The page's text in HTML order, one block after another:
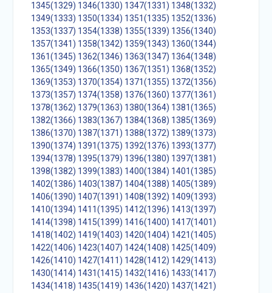
1345(1329) 1346(1330) 1347(1331) 1348(1332)
1349(1333) 1350(1334) 1351(1335) 1352(1336)
1353(1337) 1354(1338) 1355(1339) 1356(1340)
1357(1341) 1358(1342) 1359(1343) 1360(1344)
1361(1345) 1362(1346) 1363(1347) 1364(1348)
1365(1349) 1366(1350) 1367(1351) 1368(1352)
1369(1353) 1370(1354) 1371(1355) 1372(1356)
1373(1357) 1374(1358) 1376(1360) 1377(1361)
1378(1362) 1379(1363) 1380(1364) 1381(1365)
1382(1366) 1383(1367) 1384(1368) 1385(1369)
1386(1370) 1387(1371) 1388(1372) 1389(1373)
1390(1374) 1391(1375) 1392(1376) 1393(1377)
1394(1378) 1395(1379) 1396(1380) 1397(1381)
1398(1382) 1399(1383) 1400(1384) 1401(1385)
1402(1386) 1403(1387) 1404(1388) 1405(1389)
1406(1390) 1407(1391) 1408(1392) 1409(1393)
1410(1394) 1411(1395) 1412(1396) 1413(1397)
1414(1398) 1415(1399) 1416(1400) 1417(1401)
1418(1402) 1419(1403) 1420(1404) 1421(1405)
1422(1406) 1423(1407) 1424(1408) 1425(1409)
1426(1410) 1427(1411) 1428(1412) 1429(1413)
1430(1414) 1431(1415) 1432(1416) 1433(1417)
1434(1418) 1435(1419) 1436(1420) 1437(1421)